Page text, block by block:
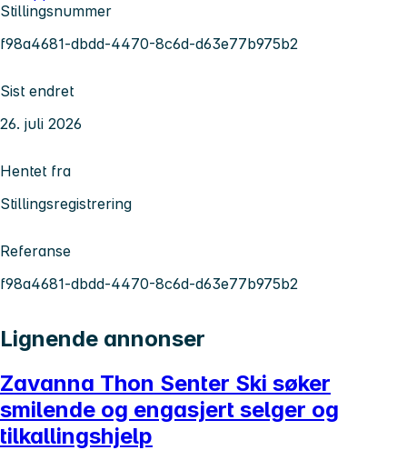
Stillingsnummer
f98a4681-dbdd-4470-8c6d-d63e77b975b2
Sist endret
26. juli 2026
Hentet fra
Stillingsregistrering
Referanse
f98a4681-dbdd-4470-8c6d-d63e77b975b2
Lignende annonser
Zavanna Thon Senter Ski søker
smilende og engasjert selger og
tilkallingshjelp